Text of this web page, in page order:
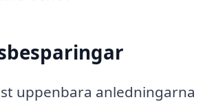
uppenbara anledningarna